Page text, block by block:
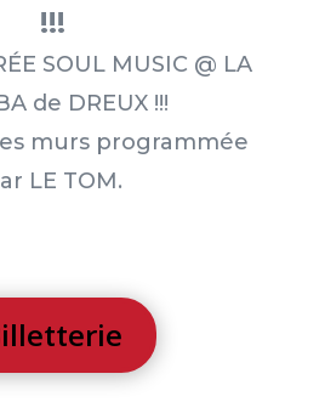
!!!
SOUL MUSIC @ LA
de DREUX !!!
murs programmée
LE TOM.